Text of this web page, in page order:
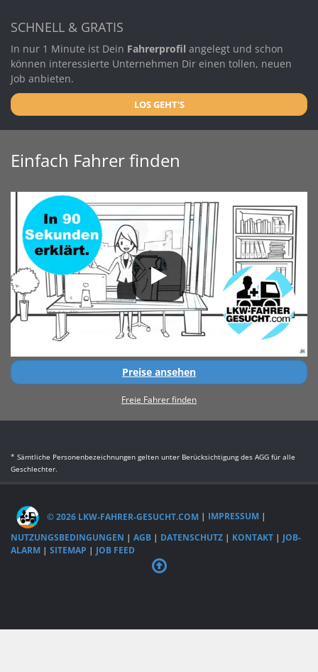
SCHNELL & GRATIS
In nur 1 Minute ist Dein Fahrerprofil angelegt und schon
können interessierte Unternehmen Dir einen tollen, neuen
Job anbieten.
LOS GEHT'S
Einfach Fahrer finden
Preise ansehen
Freie Fahrer finden
* Sämtliche Personenbezeichnungen gelten unter Berücksichtigung des AGG für alle
Geschlechter.
© 2026 LKW-FAHRER-GESUCHT.COM | IMPRESSUM |
NUTZUNGSBEDINGUNGEN | AGB | DATENSCHUTZ | KONTAKT | JOB-
ALARM | SITEMAP | JOB FEED